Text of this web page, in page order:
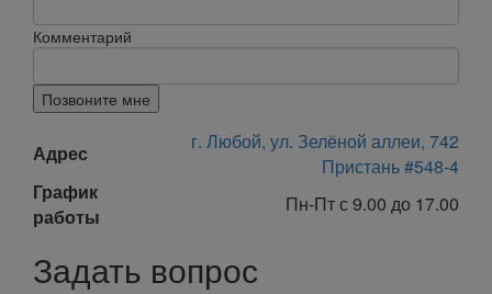
Комментарий
Позвоните мне
Адрес
г. Любой, ул. Зелёной аллеи, 742
Пристань #548-4
График
работы
Пн-Пт с 9.00 до 17.00
Задать вопрос